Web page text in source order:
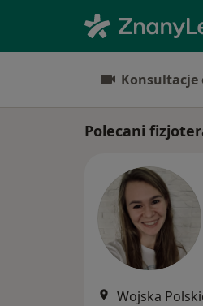
Konsultacje
Polecani
Wojska